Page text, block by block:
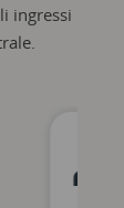
ingressi